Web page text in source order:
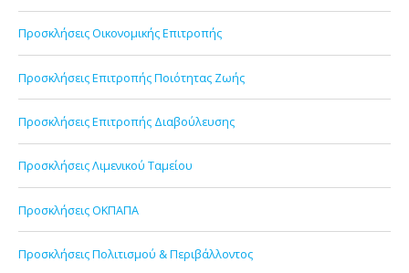
Προσκλήσεις Οικονομικής Επιτροπής
Προσκλήσεις Επιτροπής Ποιότητας Ζωής
Προσκλήσεις Επιτροπής Διαβούλευσης
Προσκλήσεις Λιμενικού Ταμείου
Προσκλήσεις ΟΚΠΑΠΑ
Προσκλήσεις Πολιτισμού & Περιβάλλοντος